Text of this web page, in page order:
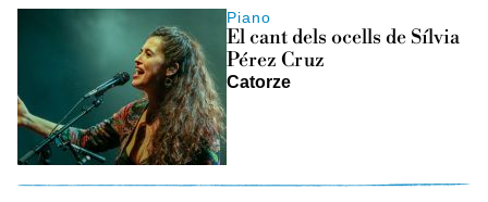
Piano
El cant dels ocells de Sílvia
Pérez Cruz
Catorze